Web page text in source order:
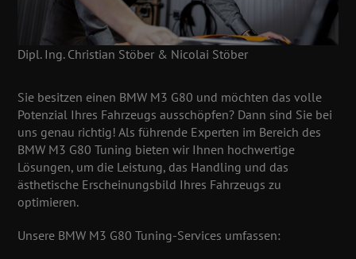
Dipl. Ing. Christian Stöber & Nicolai Stöber
Sie besitzen einen BMW M3 G80 und möchten das volle
Potenzial Ihres Fahrzeugs ausschöpfen? Dann sind Sie bei
uns genau richtig! Als führende Experten im Bereich des
BMW M3 G80 Tuning bieten wir Ihnen hochwertige
Lösungen, um die Leistung, das Handling und das
ästhetische Erscheinungsbild Ihres Fahrzeugs zu
optimieren.
Unsere BMW M3 G80 Tuning-Services umfassen: